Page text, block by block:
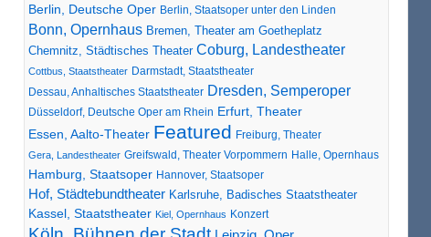
Berlin, Deutsche Oper Berlin, Staatsoper unter den Linden
Bonn, Opernhaus Bremen, Theater am Goetheplatz
Chemnitz, Städtisches Theater Coburg, Landestheater
Cottbus, Staatstheater Darmstadt, Staatstheater
Dessau, Anhaltisches Staatstheater Dresden, Semperoper
Düsseldorf, Deutsche Oper am Rhein Erfurt, Theater
Essen, Aalto-Theater Featured Freiburg, Theater
Gera, Landestheater Greifswald, Theater Vorpommern Halle, Opernhaus
Hamburg, Staatsoper Hannover, Staatsoper
Hof, Städtebundtheater Karlsruhe, Badisches Staatstheater
Kassel, Staatstheater Kiel, Opernhaus Konzert